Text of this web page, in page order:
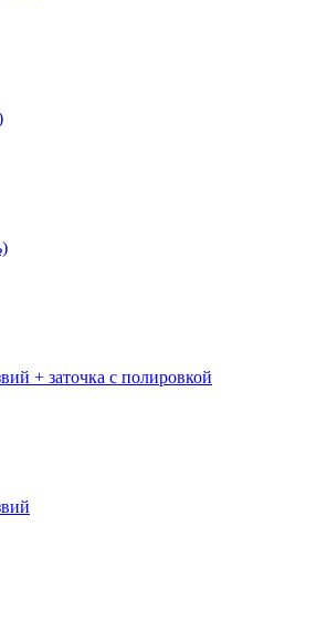
+ заточка с полировкой